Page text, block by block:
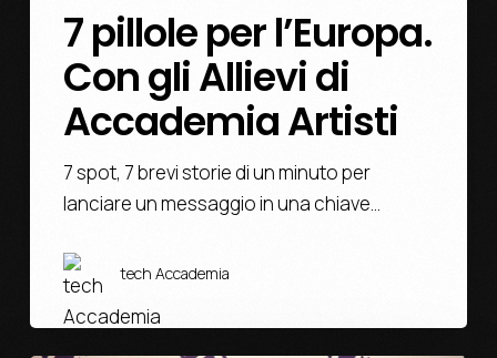
7 pillole per l’Europa.
Con gli Allievi di
Accademia Artisti
7 spot, 7 brevi storie di un minuto per
lanciare un messaggio in una chiave…
tech Accademia